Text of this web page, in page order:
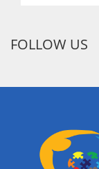
FOLLOW US